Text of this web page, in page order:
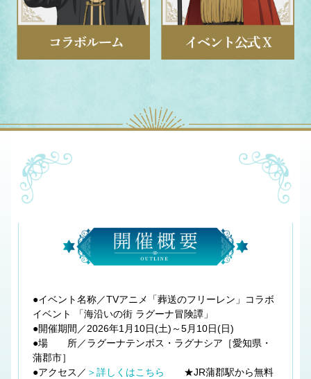
●イベント名称／TVアニメ「葬送のフリーレン」コラボ
イベント 「海沿いの街 ラグーナ冒険譚」
●開催期間／2026年1月10日(土)～5月10日(日)
●場 所／ラグーナテンボス・ラグナシア［愛知県・
蒲郡市］
●アクセス／ ＞詳しくはこちら
★JR蒲郡駅から無料